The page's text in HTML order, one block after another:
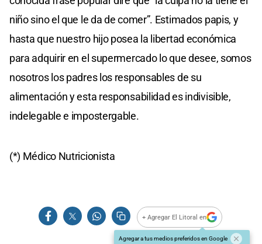
niño sino el que le da de comer”. Estimados papis, y
hasta que nuestro hijo posea la libertad económica
para adquirir en el supermercado lo que desee, somos
nosotros los padres los responsables de su
alimentación y esta responsabilidad es indivisible,
indelegable e impostergable.
(*) Médico Nutricionista
+ Agregar El Litoral en
Agregar a tus medios preferidos en Google